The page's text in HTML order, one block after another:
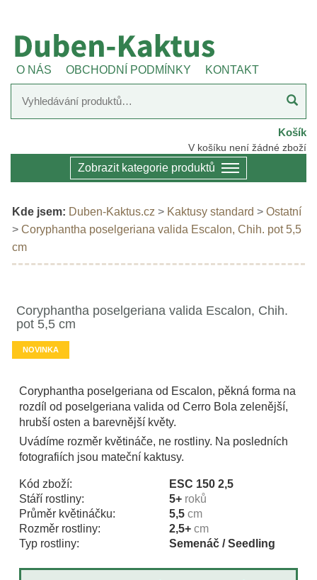
O NÁS OBCHODNÍ PODMÍNKY KONTAKT
Košík
V košíku není žádné zboží
Zobrazit kategorie produktů
Kde jsem: Duben-Kaktus.cz > Kaktusy standard > Ostatní
> Coryphantha poselgeriana valida Escalon, Chih. pot 5,5
cm
Coryphantha poselgeriana valida Escalon, Chih.
pot 5,5 cm
NOVINKA
Coryphantha poselgeriana od Escalon, pěkná forma na
rozdíl od poselgeriana valida od Cerro Bola zelenější,
hrubší osten a barevnější květy.
Uvádíme rozměr květináče, ne rostliny. Na posledních
fotografiích jsou mateční kaktusy.
Kód zboží:
ESC 150 2,5
Stáří rostliny:
5+ roků
Průměr květináčku:
5,5 cm
Rozměr rostliny:
2,5+ cm
Typ rostliny:
Semenáč / Seedling